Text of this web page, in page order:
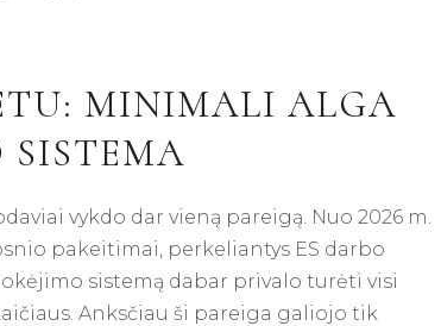
MINIMALI ALGA
vykdo dar vieną pareigą. Nuo 2026 m.
pakeitimai, perkeliantys ES darbo
sistemą dabar privalo turėti visi
Anksčiau ši pareiga galiojo tik